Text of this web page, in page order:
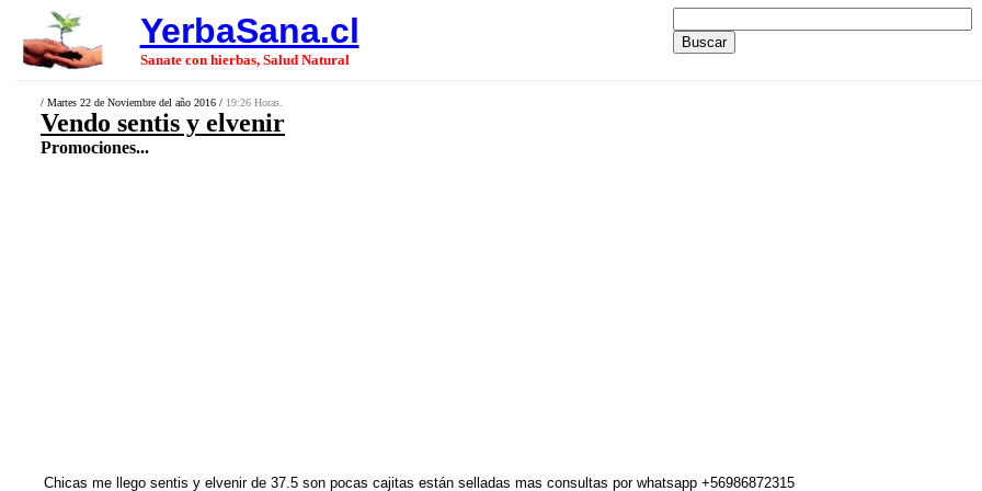
YerbaSana.cl
Sanate con hierbas, Salud Natural
/ Martes 22 de Noviembre del año 2016 / 19:26 Horas.
Vendo sentis y elvenir
Promociones...
Chicas me llego sentis y elvenir de 37.5 son pocas cajitas están selladas mas consultas por whatsapp +56986872315